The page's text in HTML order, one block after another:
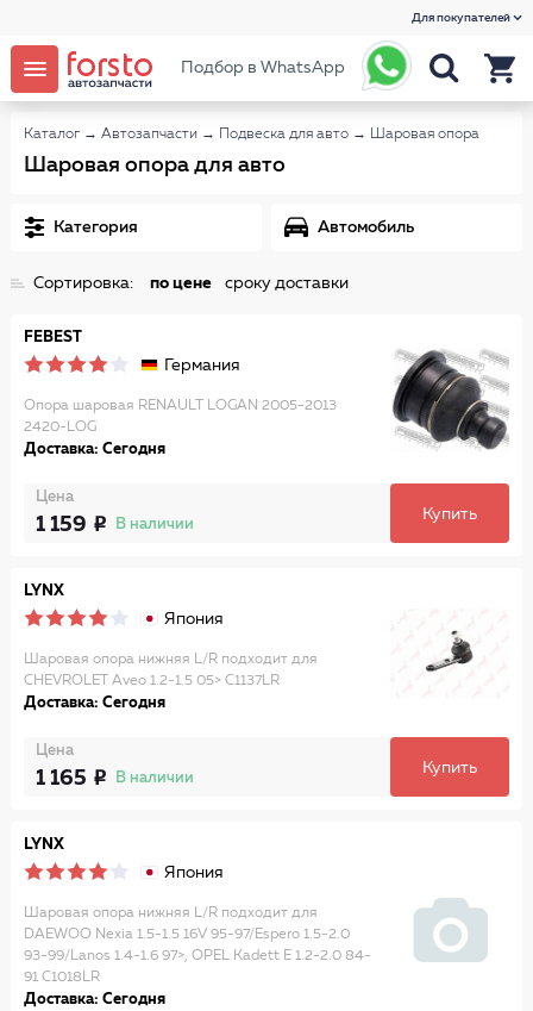
Для покупателей
Подбор в WhatsApp
Каталог → Автозапчасти → Подвеска для авто → Шаровая опора
Шаровая опора для авто
Категория Автомобиль
Сортировка: по цене сроку доставки
FEBEST
Германия
Опора шаровая RENAULT LOGAN 2005-2013
2420-LOG
Доставка: Сегодня
Цена
1 159 В наличии
Купить
LYNX
Япония
Шаровая опора нижняя L/R подходит для
CHEVROLET Aveo 1.2-1.5 05> C1137LR
Доставка: Сегодня
Цена
1 165 В наличии
Купить
LYNX
Япония
Шаровая опора нижняя L/R подходит для
DAEWOO Nexia 1.5-1.5 16V 95-97/Espero 1.5-2.0
93-99/Lanos 1.4-1.6 97>, OPEL Kadett E 1.2-2.0 84-
91 C1018LR
Доставка: Сегодня